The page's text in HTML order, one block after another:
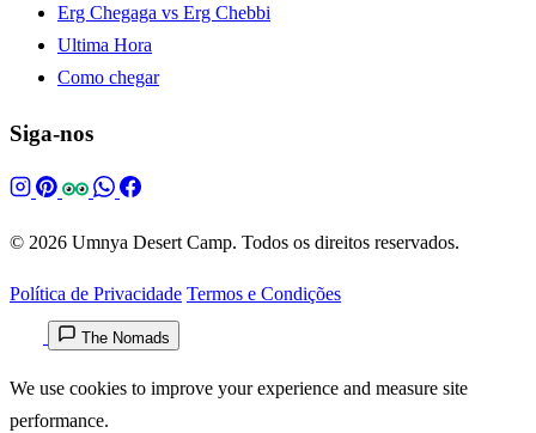
Erg Chegaga vs Erg Chebbi
Ultima Hora
Como chegar
Siga-nos
© 2026 Umnya Desert Camp. Todos os direitos reservados.
Política de Privacidade Termos e Condições
The Nomads
We use cookies to improve your experience and measure site
performance.